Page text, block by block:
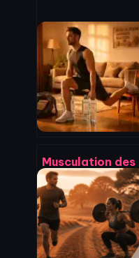
Musculation des
jambes à la
maison : 10
pistols et 60
mollets pour des
appuis d’acier